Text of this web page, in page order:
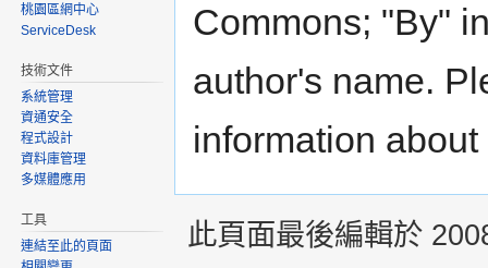
Commons; "By"
author's name.
information
桃園區網中心
ServiceDesk
技術文件
系統管理
資通安全
程式設計
資料庫管理
多媒體應用
工具
連結至此的頁面
此頁面最後編輯於